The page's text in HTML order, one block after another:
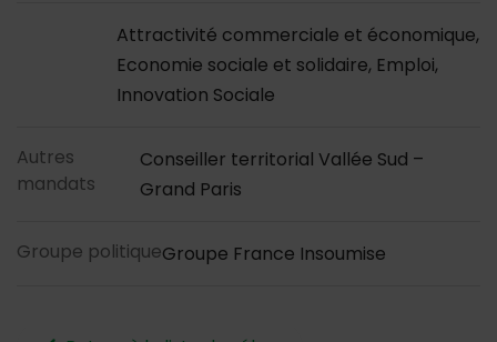
Attractivité commerciale et économique,
Economie sociale et solidaire, Emploi,
Innovation Sociale
Autres
mandats
Conseiller territorial Vallée Sud –
Grand Paris
Groupe politiqueGroupe France Insoumise